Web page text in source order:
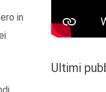
in
Ultimi